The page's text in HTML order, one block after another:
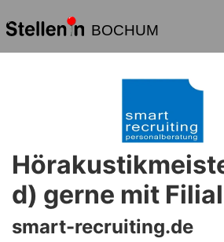
BOCHUM
d) gerne mit
smart-recruiting.de